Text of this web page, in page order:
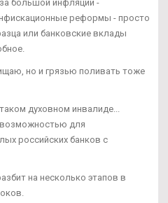
большой инфляции -
реформы - просто
или банковские вклады
но и грязью поливать тоже
духовном инвалиде...
для
российских банков с
на несколько этапов в